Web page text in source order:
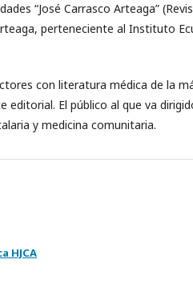
“José Carrasco Arteaga”
perteneciente al Instituto
con literatura médica de la
El público al que va
y medicina comunitaria.
HJCA